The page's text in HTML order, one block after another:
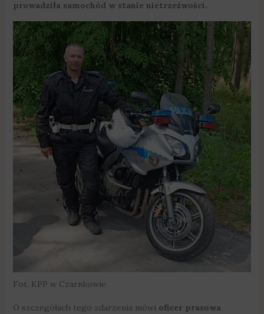
prowadziła samochód w stanie nietrzeźwości.
Fot. KPP w Czarnkowie
O szczegółach tego zdarzenia mówi oficer prasowa